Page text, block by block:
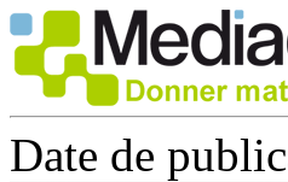
Date de